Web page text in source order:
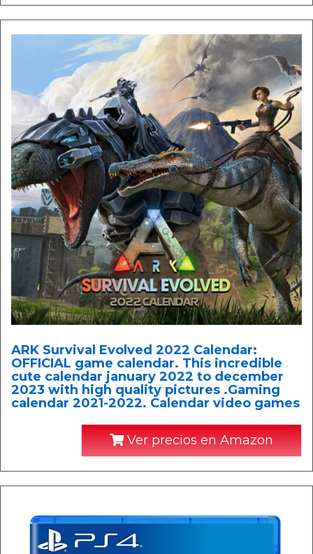
ARK Survival Evolved 2022 Calendar:
OFFICIAL game calendar. This incredible
cute calendar january 2022 to december
2023 with high quality pictures .Gaming
calendar 2021-2022. Calendar video games
Ver precios en Amazon